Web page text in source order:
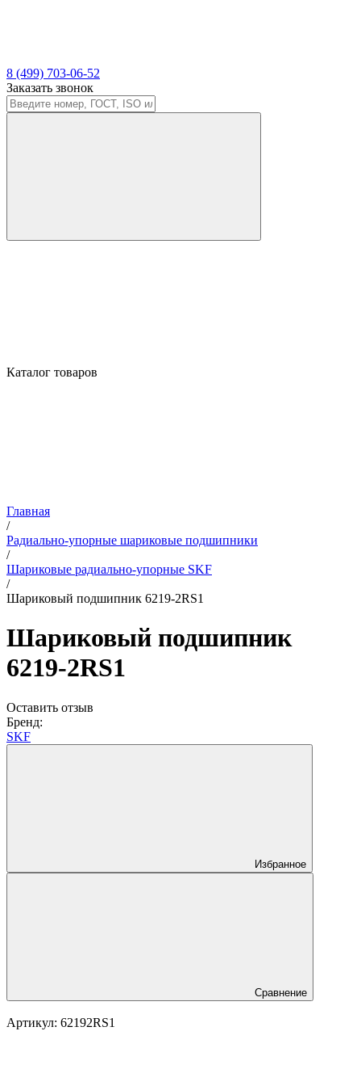
8 (499) 703-06-52
Заказать звонок
Каталог товаров
Главная
/
Радиально-упорные шариковые подшипники
/
Шариковые радиально-упорные SKF
/
Шариковый подшипник 6219-2RS1
Шариковый подшипник
6219-2RS1
Оставить отзыв
Бренд:
SKF
Избранное
Сравнение
Артикул: 62192RS1